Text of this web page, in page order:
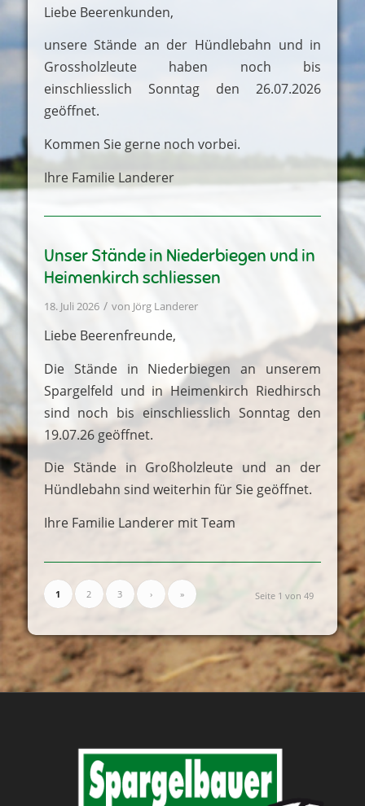
Liebe Beerenkunden,
unsere Stände an der Hündlebahn und in
Grossholzleute haben noch bis
einschliesslich Sonntag den 26.07.2026
geöffnet.
Kommen Sie gerne noch vorbei.
Ihre Familie Landerer
Unser Stände in Niederbiegen und in
Heimenkirch schliessen
18. Juli 2026 / von Jörg Landerer
Liebe Beerenfreunde,
Die Stände in Niederbiegen an unserem
Spargelfeld und in Heimenkirch Riedhirsch
sind noch bis einschliesslich Sonntag den
19.07.26 geöffnet.
Die Stände in Großholzleute und an der
Hündlebahn sind weiterhin für Sie geöffnet.
Ihre Familie Landerer mit Team
Seite 1 von 49
1 2 3 › »